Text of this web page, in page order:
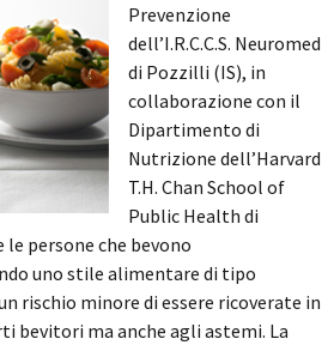
Prevenzione
dell’I.R.C.C.S. Neuromed
di Pozzilli (IS), in
collaborazione con il
Dipartimento di
Nutrizione dell’Harvard
T.H. Chan School of
Public Health di
persone che bevono
uno stile alimentare di tipo
rischio minore di essere ricoverate in
bevitori ma anche agli astemi. La